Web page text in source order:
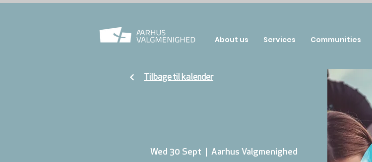
Wed 30 Sept Aarhus Valgmenighed
Tilbage til kalender
About us Services Communities